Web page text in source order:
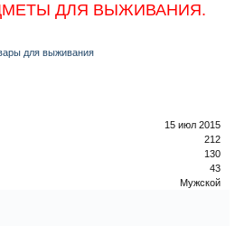
ДЛЯ ВЫЖИВАНИЯ.
15 июл 2015
212
130
43
Мужской